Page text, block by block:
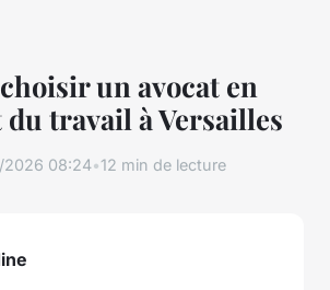
un avocat en
travail à Versailles
2026 08:24•12 min de lecture